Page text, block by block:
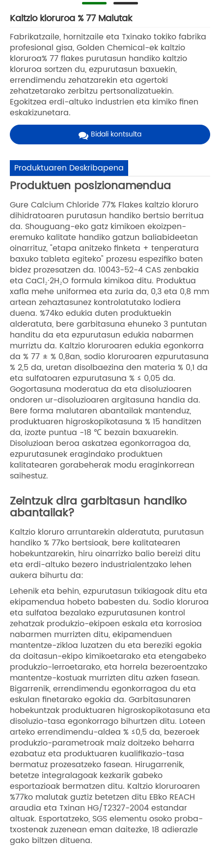
Kaltzio kloruroa % 77 Malutak
Fabrikatzaile, hornitzaile eta Txinako tokiko fabrika
profesional gisa, Golden Chemical-ek kaltzio
kloruroa% 77 flakes purutasun handiko kaltzio
kloruroa sortzen du, ezpurutasun baxuekin,
errendimendu zehatzarekin eta agertoki
zehatzetarako zerbitzu pertsonalizatuekin.
Egokitzea erdi-altuko industrien eta kimiko finen
eskakizunetara.
Bidali kontsulta
Produktuaren Deskribapena
Produktuen posizionamendua
Gure Calcium Chloride 77% Flakes kaltzio kloruro
dihidratoaren purutasun handiko bertsio berritua
da. Shouguang-eko gatz kimikoen ekoizpen-
eremuko kalitate handiko gatzun baliabideetan
oinarrituz, "etapa anitzeko finketa + tenperatura
baxuko tableta egiteko" prozesu espezifiko baten
bidez prozesatzen da. 10043-52-4 CAS zenbakia
eta CaCl₂·2H₂O formula kimikoa ditu. Produktua
xafla mehe uniformea ​​eta zuria da, 0,3 eta 0,8 mm
artean zehaztasunez kontrolatutako lodiera
duena. %74ko edukia duten produktuekin
alderatuta, bere garbitasuna ehuneko 3 puntutan
handitu da eta ezpurutasun edukia nabarmen
murriztu da. Kaltzio kloruroaren edukia egonkorra
da % 77 ± % 0,8an, sodio kloruroaren ezpurutasuna
% 2,5 da, uretan disolbaezina den materia % 0,1 da
eta sulfatoaren ezpurutasuna % ≤ 0,05 da.
Gogortasuna moderatua da eta disoluzioaren
ondoren ur-disoluzioaren argitasuna handia da.
Bere forma malutaren abantailak mantenduz,
produktuaren higroskopikotasuna % 15 handitzen
da, izozte puntua -18 ℃ bezain baxuarekin.
Disoluzioan beroa askatzea egonkorragoa da,
ezpurutasunek eragindako produktuen
kalitatearen gorabeherak modu eraginkorrean
saihestuz.
Zeintzuk dira garbitasun handiko
abantailak?
Kaltzio kloruro arruntarekin alderatuta, purutasun
handiko % 77ko bertsioak, bere kalitatearen
hobekuntzarekin, hiru oinarrizko balio bereizi ditu
eta erdi-altuko bezero industrialentzako lehen
aukera bihurtu da:
Lehenik eta behin, ezpurutasun txikiagoak ditu eta
ekipamendua hobeto babesten du. Sodio kloruroa
eta sulfatoa bezalako ezpurutasunen kontrol
zehatzak produkzio-ekipoen eskala eta korrosioa
nabarmen murrizten ditu, ekipamenduen
mantentze-zikloa luzatzen du eta bereziki egokia
da doitasun-ekipo kimikoetarako eta etengabeko
produkzio-lerroetarako, eta horrela bezeroentzako
mantentze-kostuak murrizten ditu azken fasean.
Bigarrenik, errendimendu egonkorragoa du eta
eskulan finetarako egokia da. Garbitasunaren
hobekuntzak produktuaren higroskopikotasuna eta
disoluzio-tasa egonkorrago bihurtzen ditu. Loteen
arteko errendimendu-aldea % ≤0,5 da, bezeroek
produkzio-parametroak maiz doitzeko beharra
ezabatuz eta produktuaren kualifikazio-tasa
bermatuz prozesatzeko fasean. Hirugarrenik,
betetze integralagoak kezkarik gabeko
esportazioak bermatzen ditu. Kaltzio kloruroaren
%77ko malutak guztiz betetzen ditu EBko REACH
araudia eta Txinan HG/T2327-2004 estandar
altuak. Esportatzeko, SGS elementu osoko proba-
txostenak zuzenean eman daitezke, 18 adierazle
gako biltzen dituena.